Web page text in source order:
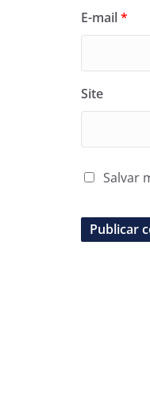
E-mail*
Site
Salvar